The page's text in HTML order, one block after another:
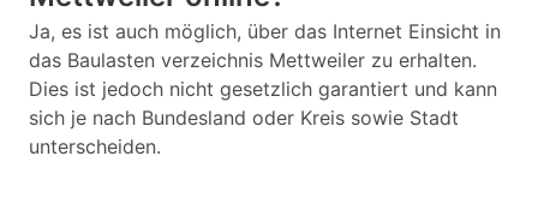
Ja, es ist auch möglich, über das Internet Einsicht in
das Baulasten verzeichnis Mettweiler zu erhalten.
Dies ist jedoch nicht gesetzlich garantiert und kann
sich je nach Bundesland oder Kreis sowie Stadt
unterscheiden.